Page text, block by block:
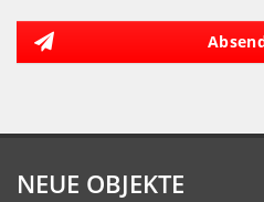
NEUE OBJEKTE